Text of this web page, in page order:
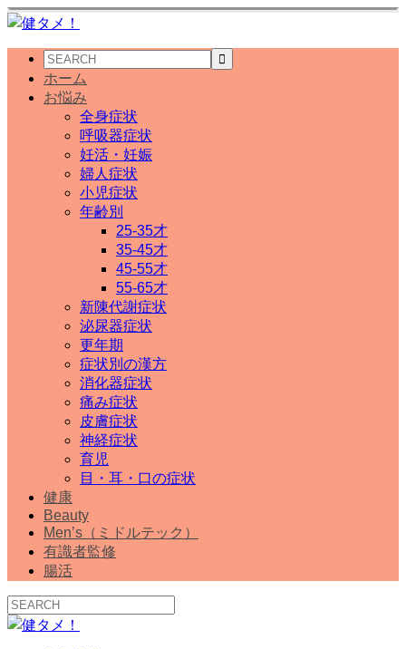
ホーム
お悩み
全身症状
呼吸器症状
妊活・妊娠
婦人症状
小児症状
年齢別
25-35才
35-45才
45-55才
55-65才
新陳代謝症状
泌尿器症状
更年期
症状別の漢方
消化器症状
痛み症状
皮膚症状
神経症状
育児
目・耳・口の症状
健康
Beauty
Men’s（ミドルテック）
有識者監修
腸活